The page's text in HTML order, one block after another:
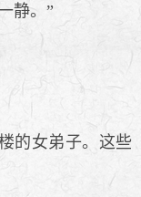
静。”
的女弟子。这些